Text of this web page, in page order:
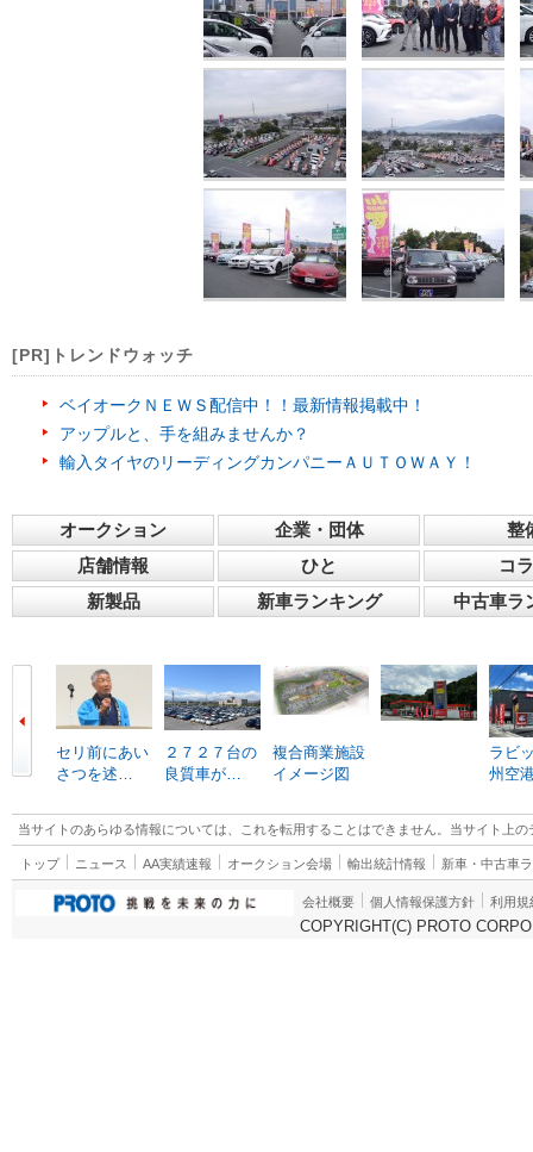
[PR]トレンドウォッチ
ベイオークＮＥＷＳ配信中！！最新情報掲載中！
アップルと、手を組みませんか？
輸入タイヤのリーディングカンパニーＡＵＴＯＷＡＹ！
オークション 企業・団体
整
店舗情報
ひと
コ
新製品
新車ランキング 中古車ラ
セリ前にあい
さつを述…
２７２７台の
良質車が…
複合商業施設
イメージ図
ラビ
州空
当サイトのあらゆる情報については、これを転用することはできません。当サイト上
トップ ニュース AA実績速報 オークション会場 輸出統計情報 新車・中古車
会社概要 個人情報保護方針 利用規
COPYRIGHT(C) PROTO